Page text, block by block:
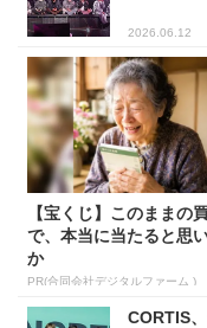
2026.06.12
【宝くじ】このままの
で、本当に当たると思
か
PR(合同会社デジタルファーム )
CORTIS